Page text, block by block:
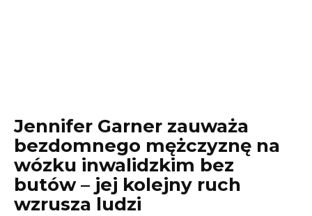
Jennifer Garner zauważa
bezdomnego mężczyznę na
wózku inwalidzkim bez
butów – jej kolejny ruch
wzrusza ludzi